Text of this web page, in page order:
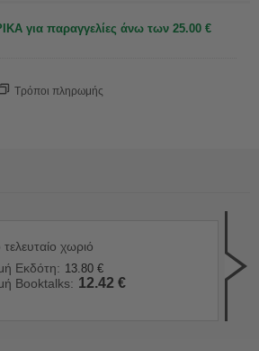
για παραγγελίες άνω των 25.00 €
Τρόποι πληρωμής
τελευταίο χωριό
Εκδότη: 13.80 €
Booktalks: 12.42 €